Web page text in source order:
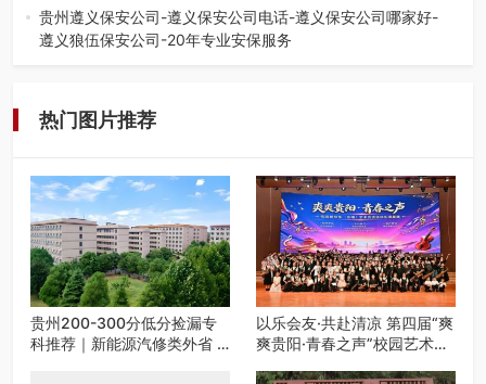
弦乐（合唱）艺术交流活动…
贵州遵义保安公司-遵义保安公司电话-遵义保安公司哪家好-
遵义狼伍保安公司-20年专业安保服务
热门图片推荐
贵州200-300分低分捡漏专
科推荐｜新能源汽修类外省 5
以乐会友·共赴清凉 第四届“爽
爽贵阳·青春之声”校园艺术交